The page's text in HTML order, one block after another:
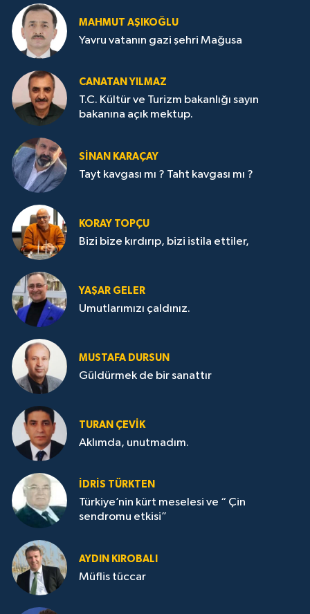
MAHMUT AŞIKOĞLU
Yavru vatanın gazi şehri Mağusa
CANATAN YILMAZ
T.C. Kültür ve Turizm bakanlığı sayın
bakanına açık mektup.
SİNAN KARAÇAY
Tayt kavgası mı ? Taht kavgası mı ?
KORAY TOPÇU
Bizi bize kırdırıp, bizi istila ettiler,
YAŞAR GELER
Umutlarımızı çaldınız.
MUSTAFA DURSUN
Güldürmek de bir sanattır
TURAN ÇEVİK
Aklımda, unutmadım.
İDRİS TÜRKTEN
Türkiye’nin kürt meselesi ve “ Çin
sendromu etkisi”
AYDIN KIROBALI
Müflis tüccar